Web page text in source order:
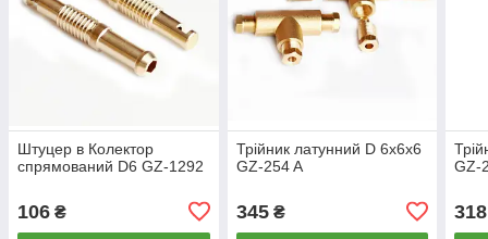
Штуцер в Колектор
спрямований D6 GZ-1292
106 ₴
Трійник латунний D 6x6x6
GZ-254 A
345₴
GZ-
318